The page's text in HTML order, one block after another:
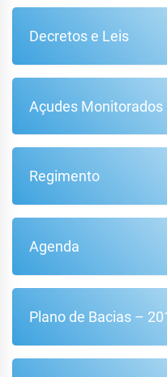
Decretos e Leis
Açudes Monitorados
Regimento
Agenda
Plano de Bacias –